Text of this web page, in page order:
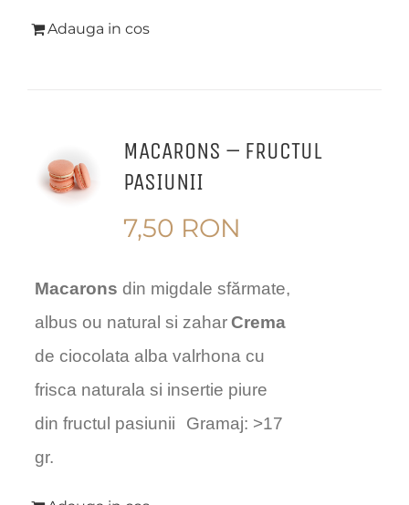
Adauga in cos
MACARONS – FRUCTUL
PASIUNII
7,50 RON
Macarons din migdale sfărmate,
albus ou natural si zahar Crema
de ciocolata alba valrhona cu
frisca naturala si insertie piure
din fructul pasiunii
Gramaj: >17
gr.